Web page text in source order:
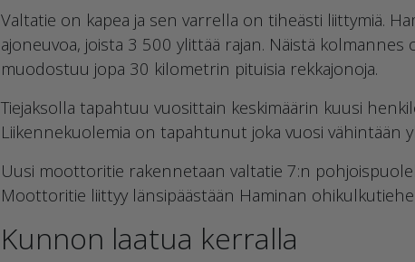
Valtatie on kapea ja sen varrella on tiheästi liittymiä.
ajoneuvoa, joista 3 500 ylittää rajan. Näistä
muodostuu jopa 30 kilometrin pituisia rekkajonoja.
Tiejaksolla tapahtuu vuosittain keskimäärin kuusi
Liikennekuolemia on tapahtunut joka vuosi vähintään
Uusi moottoritie rakennetaan valtatie 7:n
Moottoritie liittyy länsipäästään Haminan
Kunnon laatua kerralla